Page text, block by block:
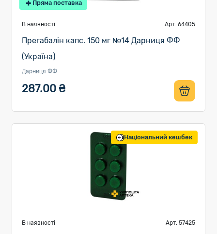
Пряма поставка
В наявності Арт. 64405
Прегабалін капс. 150 мг №14 Дарниця ФФ
(Україна)
Дарниця ФФ
287.00 ₴
Національний кешбек
В наявності Арт. 57425